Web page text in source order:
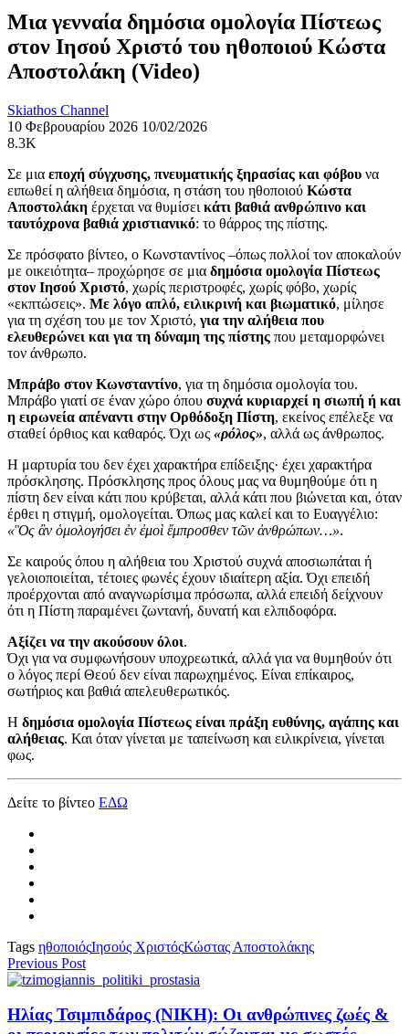
Μια γενναία δημόσια ομολογία Πίστεως
στον Ιησού Χριστό του ηθοποιού Κώστα
Αποστολάκη (Video)
Skiathos Channel
10 Φεβρουαρίου 2026 10/02/2026
8.3K
Σε μια εποχή σύγχυσης, πνευματικής ξηρασίας και φόβου να
ειπωθεί η αλήθεια δημόσια, η στάση του ηθοποιού Κώστα
Αποστολάκη έρχεται να θυμίσει κάτι βαθιά ανθρώπινο και
ταυτόχρονα βαθιά χριστιανικό: το θάρρος της πίστης.
Σε πρόσφατο βίντεο, ο Κωνσταντίνος –όπως πολλοί τον αποκαλούν
με οικειότητα– προχώρησε σε μια δημόσια ομολογία Πίστεως
στον Ιησού Χριστό, χωρίς περιστροφές, χωρίς φόβο, χωρίς
«εκπτώσεις». Με λόγο απλό, ειλικρινή και βιωματικό, μίλησε
για τη σχέση του με τον Χριστό, για την αλήθεια που
ελευθερώνει και για τη δύναμη της πίστης που μεταμορφώνει
τον άνθρωπο.
Μπράβο στον Κωνσταντίνο, για τη δημόσια ομολογία του.
Μπράβο γιατί σε έναν χώρο όπου συχνά κυριαρχεί η σιωπή ή και
η ειρωνεία απέναντι στην Ορθόδοξη Πίστη, εκείνος επέλεξε να
σταθεί όρθιος και καθαρός. Όχι ως «ρόλος», αλλά ως άνθρωπος.
Η μαρτυρία του δεν έχει χαρακτήρα επίδειξης· έχει χαρακτήρα
πρόσκλησης. Πρόσκλησης προς όλους μας να θυμηθούμε ότι η
πίστη δεν είναι κάτι που κρύβεται, αλλά κάτι που βιώνεται και, όταν
έρθει η στιγμή, ομολογείται. Όπως μας καλεί και το Ευαγγέλιο:
«Ὃς ἂν ὁμολογήσει ἐν ἐμοὶ ἔμπροσθεν τῶν ἀνθρώπων…».
Σε καιρούς όπου η αλήθεια του Χριστού συχνά αποσιωπάται ή
γελοιοποιείται, τέτοιες φωνές έχουν ιδιαίτερη αξία. Όχι επειδή
προέρχονται από αναγνωρίσιμα πρόσωπα, αλλά επειδή δείχνουν
ότι η Πίστη παραμένει ζωντανή, δυνατή και ελπιδοφόρα.
Αξίζει να την ακούσουν όλοι.
Όχι για να συμφωνήσουν υποχρεωτικά, αλλά για να θυμηθούν ότι
ο λόγος περί Θεού δεν είναι παρωχημένος. Είναι επίκαιρος,
σωτήριος και βαθιά απελευθερωτικός.
Η δημόσια ομολογία Πίστεως είναι πράξη ευθύνης, αγάπης και
αλήθειας. Και όταν γίνεται με ταπείνωση και ειλικρίνεια, γίνεται
φως.
Δείτε το βίντεο ΕΔΩ
Tags ηθοποιόςΙησούς ΧριστόςΚώστας Αποστολάκης
Previous Post
Ηλίας Τσιμπιδάρος (ΝΙΚΗ): Οι ανθρώπινες ζωές &